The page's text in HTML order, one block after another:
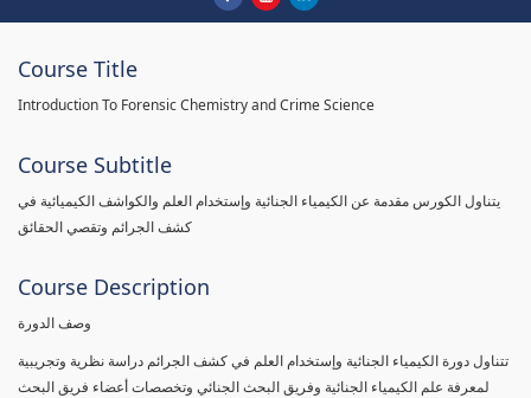
Course Title
Introduction To Forensic Chemistry and Crime Science
Course Subtitle
يتناول الكورس مقدمة عن الكيمياء الجنائية وإستخدام العلم والكواشف الكيميائية في
كشف الجرائم وتقصي الحقائق
Course Description
وصف الدورة
تتناول دورة الكيمياء الجنائية وإستخدام العلم في كشف الجرائم دراسة نظرية وتجريبية
لمعرفة علم الكيمياء الجنائية وفريق البحث الجنائي وتخصصات أعضاء فريق البحث